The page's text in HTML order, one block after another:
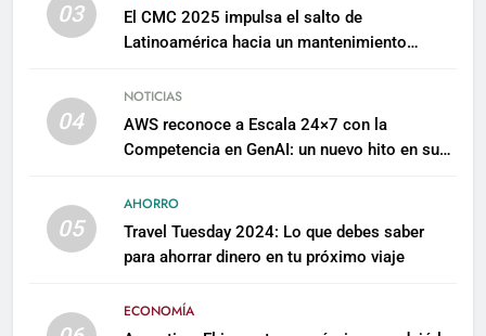
03
El CMC 2025 impulsa el salto de
Latinoamérica hacia un mantenimiento
04
NOTICIAS
AWS reconoce a Escala 24×7 con la
Competencia en GenAI: un nuevo hito en su
05
AHORRO
Travel Tuesday 2024: Lo que debes saber
para ahorrar dinero en tu próximo viaje
ECONOMÍA